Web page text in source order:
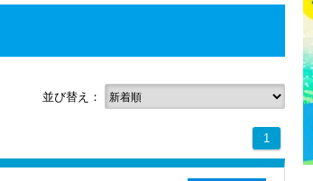
並び替え：
1